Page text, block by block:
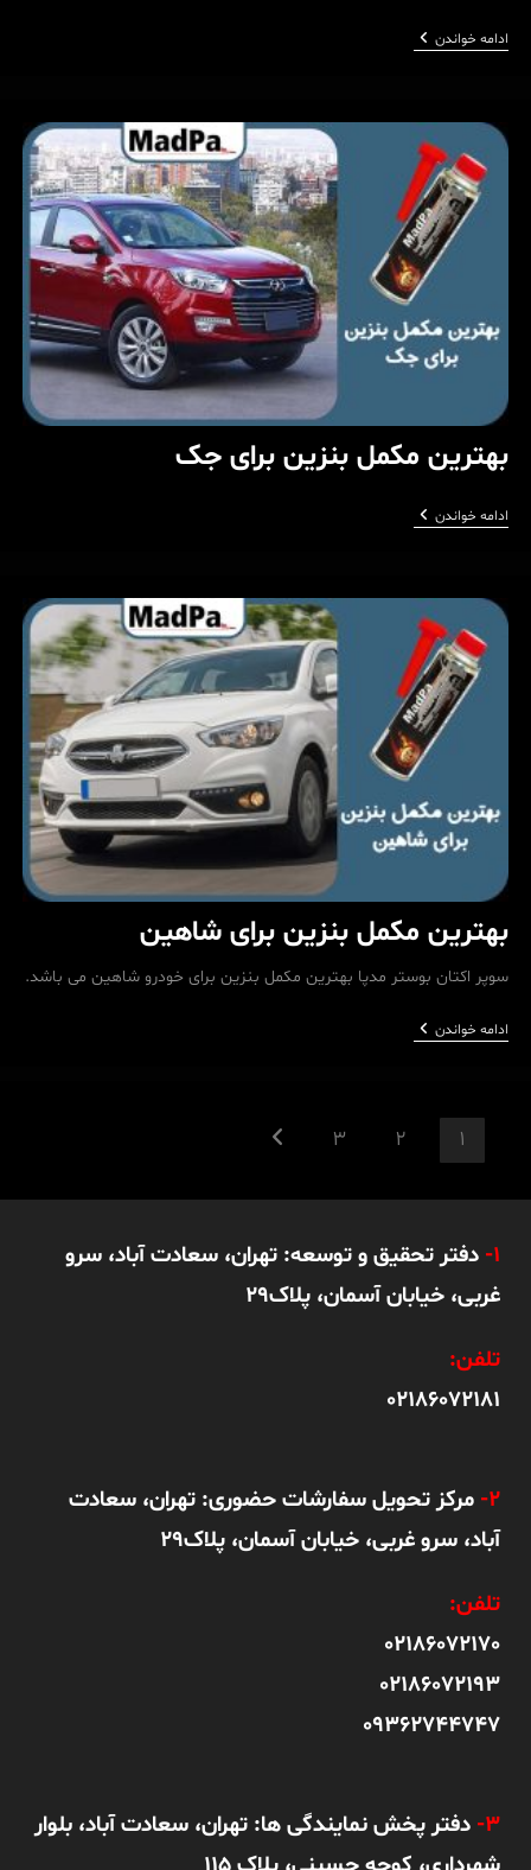
ادامه خواندنمکمل
بنزین
بهترین مکمل بنزین برای جک
ادامه خواندنبهترین
مکمل
بهترین مکمل بنزین برای شاهین
سوپر اکتان بوستر مدپا بهترین مکمل بنزین برای خودرو شاهین می باشد.
ادامه خواندنبهترین
مکمل
1
2
3
Go to the next page
1- دفتر تحقیق و توسعه: تهران، سعادت آباد، سرو
غربی، خیابان آسمان، پلاک29
تلفن:
02186072181
2- مرکز تحویل سفارشات حضوری: تهران، سعادت
آباد، سرو غربی، خیابان آسمان، پلاک29
تلفن:
02186072170
02186072193
09362744747
3- دفتر پخش نمایندگی ها: تهران، سعادت آباد، بلوار